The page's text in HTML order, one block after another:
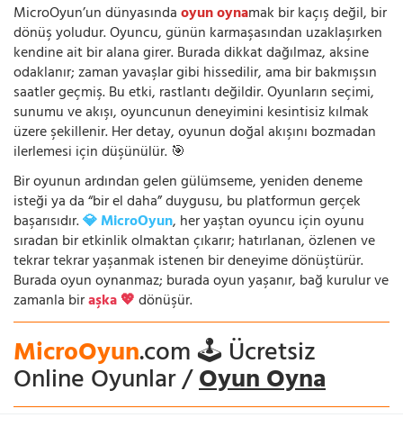
MicroOyun’un dünyasındaoyun oynamak bir kaçış değil, bir
dönüş yoludur. Oyuncu, günün karmaşasından uzaklaşırken
kendine ait bir alana girer. Burada dikkat dağılmaz, aksine
odaklanır; zaman yavaşlar gibi hissedilir, ama bir bakmışsın
saatler geçmiş. Bu etki, rastlantı değildir. Oyunların seçimi,
sunumu ve akışı, oyuncunun deneyimini kesintisiz kılmak
üzere şekillenir. Her detay, oyunun doğal akışını bozmadan
ilerlemesi için düşünülür. 🎯
Bir oyunun ardından gelen gülümseme, yeniden deneme
isteği ya da “bir el daha” duygusu, bu platformun gerçek
başarısıdır.💎 MicroOyun, her yaştan oyuncu için oyunu
sıradan bir etkinlik olmaktan çıkarır; hatırlanan, özlenen ve
tekrar tekrar yaşanmak istenen bir deneyime dönüştürür.
Burada oyun oynanmaz; burada oyun yaşanır, bağ kurulur ve
zamanla biraşka 💖dönüşür.
MicroOyun.com 🕹️ Ücretsiz
Online Oyunlar /Oyun Oyna